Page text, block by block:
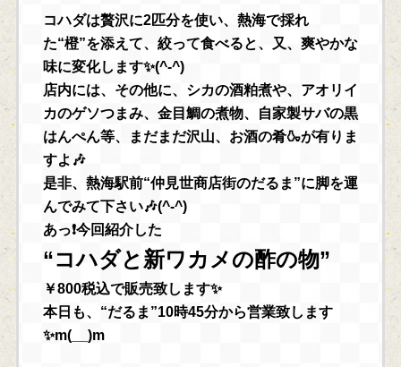
コハダは贅沢に2匹分を使い、熱海で採れ
た“橙”を添えて、絞って食べると、又、爽やかな
味に変化します✨(^-^)
店内には、その他に、シカの酒粕煮や、アオリイ
カのゲソつまみ、金目鯛の煮物、自家製サバの黒
はんぺん等、まだまだ沢山、お酒の肴🍶が有りま
すよ🎶
是非、熱海駅前“仲見世商店街のだるま”に脚を運
んでみて下さい🎶(^-^)
あっ❗今回紹介した
“コハダと新ワカメの酢の物”
￥800税込で販売致します✨
本日も、“だるま”10時45分から営業致します
✨m(__)m